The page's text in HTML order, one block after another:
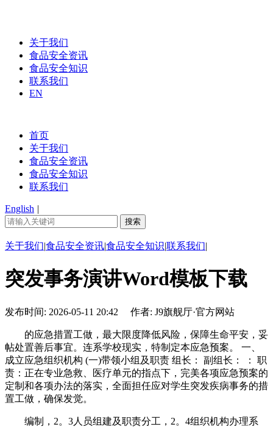
关于我们
食品安全资讯
食品安全知识
联系我们
EN
首页
关于我们
食品安全资讯
食品安全知识
联系我们
English |
关于我们|食品安全资讯|食品安全知识|联系我们|
突发事务演讲Word模板下载
发布时间: 2026-05-11 20:42 作者: J9旗舰厅·官方网站
的应急措置工做，最大限度降低风险，保障生命平安，妥
帖处置善后事宜。连系学校现实，特制定本应急预案。 一、
成立应急组织机构 (一)带领小组及职责 组长： 副组长： ： 职
责：正在专业急救、医疗单元的指点下，完美各项应急预案的
定制和各项办法的落实，全面担任应对学生突发疾病事务的措
置工做，确保发觉。
编制，2。3人员组建及职责分工，2。4组织机构办理系